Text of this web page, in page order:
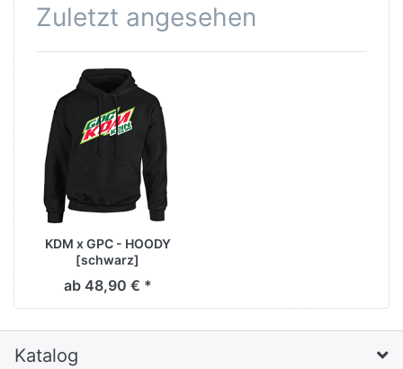
Zuletzt angesehen
KDM x GPC - HOODY
[schwarz]
ab 48,90 € *
Katalog